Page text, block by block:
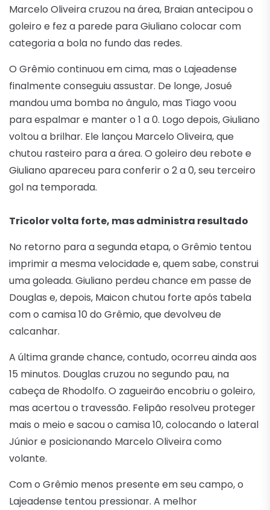
Marcelo Oliveira cruzou na área, Braian antecipou o
goleiro e fez a parede para Giuliano colocar com
categoria a bola no fundo das redes.
O Grêmio continuou em cima, mas o Lajeadense
finalmente conseguiu assustar. De longe, Josué
mandou uma bomba no ângulo, mas Tiago voou
para espalmar e manter o 1 a 0. Logo depois, Giuliano
voltou a brilhar. Ele lançou Marcelo Oliveira, que
chutou rasteiro para a área. O goleiro deu rebote e
Giuliano apareceu para conferir o 2 a 0, seu terceiro
gol na temporada.
Tricolor volta forte, mas administra resultado
No retorno para a segunda etapa, o Grêmio tentou
imprimir a mesma velocidade e, quem sabe, construi
uma goleada. Giuliano perdeu chance em passe de
Douglas e, depois, Maicon chutou forte após tabela
com o camisa 10 do Grêmio, que devolveu de
calcanhar.
A última grande chance, contudo, ocorreu ainda aos
15 minutos. Douglas cruzou no segundo pau, na
cabeça de Rhodolfo. O zagueirão encobriu o goleiro,
mas acertou o travessão. Felipão resolveu proteger
mais o meio e sacou o camisa 10, colocando o lateral
Júnior e posicionando Marcelo Oliveira como
volante.
Com o Grêmio menos presente em seu campo, o
Lajeadense tentou pressionar. A melhor